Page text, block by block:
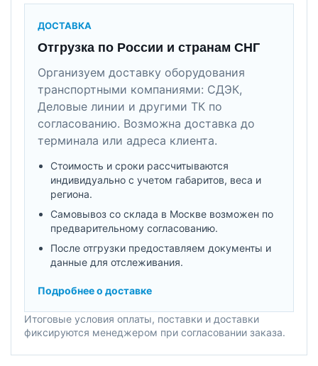
ДОСТАВКА
Отгрузка по России и странам СНГ
Организуем доставку оборудования
транспортными компаниями: СДЭК,
Деловые линии и другими ТК по
согласованию. Возможна доставка до
терминала или адреса клиента.
Стоимость и сроки рассчитываются
индивидуально с учетом габаритов, веса и
региона.
Самовывоз со склада в Москве возможен по
предварительному согласованию.
После отгрузки предоставляем документы и
данные для отслеживания.
Подробнее о доставке
Итоговые условия оплаты, поставки и доставки
фиксируются менеджером при согласовании заказа.